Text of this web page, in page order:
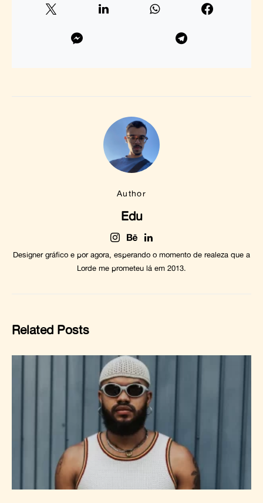
Author
Edu
Designer gráfico e por agora, esperando o momento de realeza que a
Lorde me prometeu lá em 2013.
Related Posts